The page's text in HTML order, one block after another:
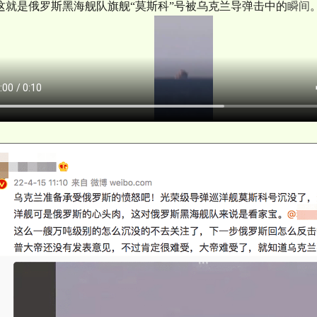
就是俄罗斯黑海舰队旗舰“莫斯科”号被乌克兰导弹击中的瞬间